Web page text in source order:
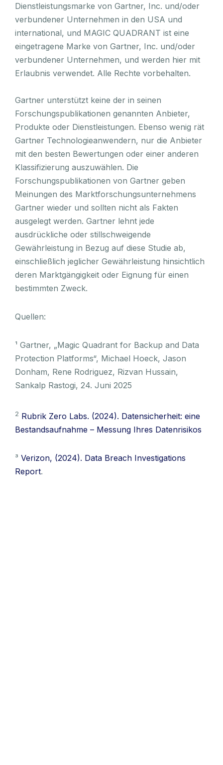
Dienstleistungsmarke von Gartner, Inc. und/oder
verbundener Unternehmen in den USA und
international, und MAGIC QUADRANT ist eine
eingetragene Marke von Gartner, Inc. und/oder
verbundener Unternehmen, und werden hier mit
Erlaubnis verwendet. Alle Rechte vorbehalten.
Gartner unterstützt keine der in seinen
Forschungspublikationen genannten Anbieter,
Produkte oder Dienstleistungen. Ebenso wenig rät
Gartner Technologieanwendern, nur die Anbieter
mit den besten Bewertungen oder einer anderen
Klassifizierung auszuwählen. Die
Forschungspublikationen von Gartner geben
Meinungen des Marktforschungsunternehmens
Gartner wieder und sollten nicht als Fakten
ausgelegt werden. Gartner lehnt jede
ausdrückliche oder stillschweigende
Gewährleistung in Bezug auf diese Studie ab,
einschließlich jeglicher Gewährleistung hinsichtlich
deren Marktgängigkeit oder Eignung für einen
bestimmten Zweck.
Quellen:
¹ Gartner, „Magic Quadrant for Backup and Data
Protection Platforms“, Michael Hoeck, Jason
Donham, Rene Rodriguez, Rizvan Hussain,
Sankalp Rastogi, 24. Juni 2025
2 Rubrik Zero Labs. (2024). Datensicherheit: eine
Bestandsaufnahme – Messung Ihres Datenrisikos
³ Verizon, (2024). Data Breach Investigations
Report.